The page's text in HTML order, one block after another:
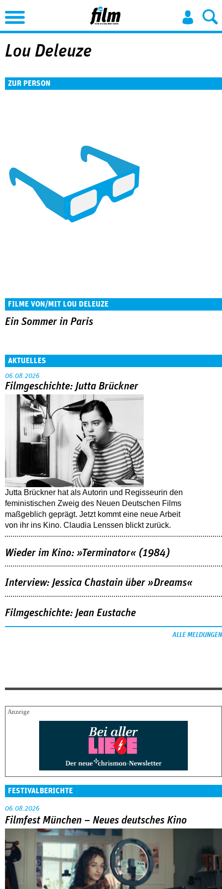
Jump to Navigation
Lou Deleuze
ZUR PERSON
FILME VON/MIT LOU DELEUZE
Ein Sommer in Paris
AKTUELLES
06.08.2026
Filmgeschichte: Jutta Brückner
Jutta Brückner hat als Autorin und Regisseurin den
feministischen Zweig des Neuen Deutschen Films
maßgeblich geprägt. Jetzt kommt eine neue Arbeit
von ihr ins Kino. Claudia Lenssen blickt zurück.
Wieder im Kino: »Terminator« (1984)
Interview: Jessica Chastain über »Dreams«
Filmgeschichte: Jean Eustache
ALLE MELDUNGEN
FESTIVALBERICHTE
06.08.2026
Filmfest München – Neues deutsches Kino